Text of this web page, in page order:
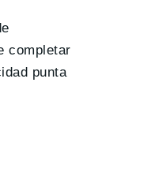
completar
punta